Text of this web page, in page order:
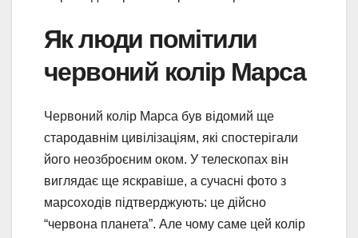
Як люди помітили
червоний колір Марса
Червоний колір Марса був відомий ще
стародавнім цивілізаціям, які спостерігали
його неозброєним оком. У телескопах він
виглядає ще яскравіше, а сучасні фото з
марсоходів підтверджують: це дійсно
“червона планета”. Але чому саме цей колір